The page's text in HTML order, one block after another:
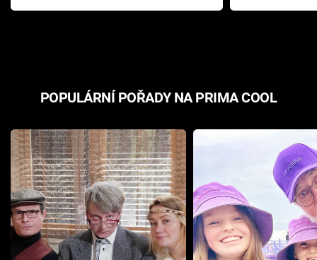
Pottera přišla s ráznou
přichází s
POPULÁRNÍ POŘADY NA PRIMA COOL